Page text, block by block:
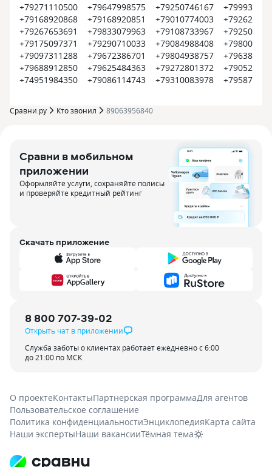
+79271110500
+79168920868
+79267653691
+79175097371
+79097311288
+79688912850
+74951984350
+79647998575
+79168920851
+79833079963
+79290710033
+79672386701
+79625484363
+79086114743
+79250746167
+79010774003
+79108733967
+79084988408
+79804938757
+79272801372
+79310083978
Сравни.ру Кто звонил 89063956840
Сравни в мобильном
приложении
Оформляйте услуги, сохраняйте полисы
и проверяйте кредитный рейтинг
Скачать приложение
8 800 707-39-02
Открыть чат в приложении
Служба заботы о клиентах работает ежедневно с 6:00
до 21:00 по МСК
О проектеКонтактыПартнерская программаДля агентов
Пользовательское соглашение
Политика конфиденциальностиЭнциклопедияКарта сайта
Наши экспертыНаши вакансииТёмная тема